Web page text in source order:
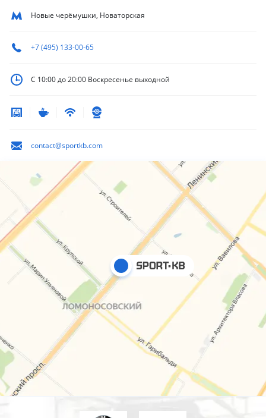
Новые черёмушки, Новаторская
+7 (495) 133-00-65
С 10:00 до 20:00 Воскресенье выходной
contact@sportkb.com